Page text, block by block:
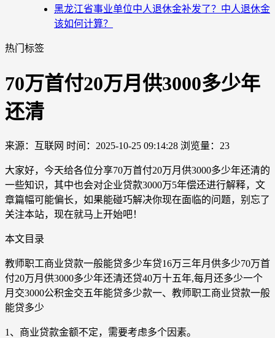
黑龙江省事业单位中人退休金补发了？中人退休金
该如何计算？
热门标签
70万首付20万月供3000多少年
还清
来源：互联网 时间：2025-10-25 09:14:28 浏览量：23
大家好，今天给各位分享70万首付20万月供3000多少年还清的
一些知识，其中也会对企业贷款3000万5年偿还进行解释，文
章篇幅可能偏长，如果能碰巧解决你现在面临的问题，别忘了
关注本站，现在就马上开始吧！
本文目录
教师职工商业贷款一般能贷多少车贷16万三年月供多少70万首
付20万月供3000多少年还清还贷40万十五年,每月还多少一个
月交3000公积金交五年能贷多少款一、教师职工商业贷款一般
能贷多少
1、商业贷款金额不定，需要考虑多个因素。